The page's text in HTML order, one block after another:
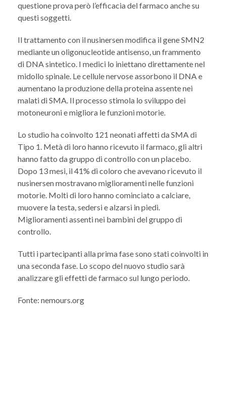
questione prova però l’efficacia del farmaco anche su
questi soggetti.
Il trattamento con il nusinersen modifica il gene SMN2
mediante un oligonucleotide antisenso, un frammento
di DNA sintetico. I medici lo iniettano direttamente nel
midollo spinale. Le cellule nervose assorbono il DNA e
aumentano la produzione della proteina assente nei
malati di SMA. Il processo stimola lo sviluppo dei
motoneuroni e migliora le funzioni motorie.
Lo studio ha coinvolto 121 neonati affetti da SMA di
Tipo 1. Metà di loro hanno ricevuto il farmaco, gli altri
hanno fatto da gruppo di controllo con un placebo.
Dopo 13 mesi, il 41% di coloro che avevano ricevuto il
nusinersen mostravano miglioramenti nelle funzioni
motorie. Molti di loro hanno cominciato a calciare,
muovere la testa, sedersi e alzarsi in piedi.
Miglioramenti assenti nei bambini del gruppo di
controllo.
Tutti i partecipanti alla prima fase sono stati coinvolti in
una seconda fase. Lo scopo del nuovo studio sarà
analizzare gli effetti de farmaco sul lungo periodo.
Fonte: nemours.org